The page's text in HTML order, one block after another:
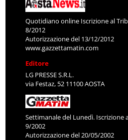
Quotidiano online Iscrizione al
8/2012
Autorizzazione del 13/12/2012
www.gazzettamatin.com
Editore
LG PRESSE S.R.L.
via Festaz, 52 11100 AOSTA
Settimanale del Lunedì. Iscrizione
9/2002
Autorizzazione del 20/05/2002